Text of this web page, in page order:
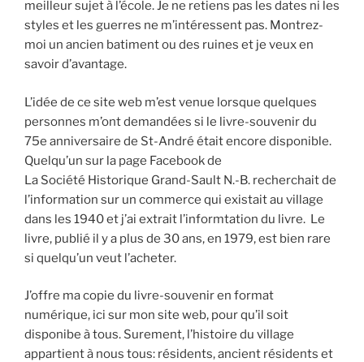
meilleur sujet à l’école. Je ne retiens pas les dates ni les
styles et les guerres ne m’intéressent pas. Montrez-
moi un ancien batiment ou des ruines et je veux en
savoir d’avantage.
L’idée de ce site web m’est venue lorsque quelques
personnes m’ont demandées si le livre-souvenir du
75e anniversaire de St-André était encore disponible.
Quelqu’un sur la page Facebook de
La Société Historique Grand-Sault N.-B. recherchait de
l’information sur un commerce qui existait au village
dans les 1940 et j’ai extrait l’informtation du livre. Le
livre, publié il y a plus de 30 ans, en 1979, est bien rare
si quelqu’un veut l’acheter.
J’offre ma copie du livre-souvenir en format
numérique, ici sur mon site web, pour qu’il soit
disponibe à tous. Surement, l’histoire du village
appartient à nous tous: résidents, ancient résidents et